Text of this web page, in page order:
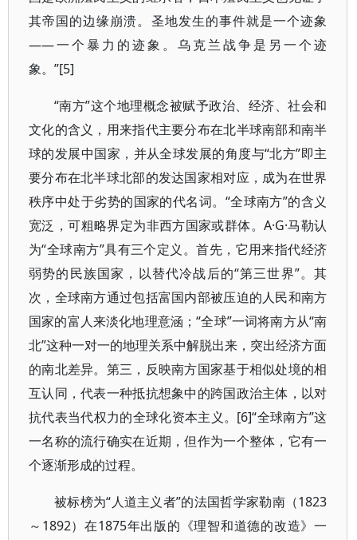
其帝国的边缘崩溃。圣地发生的事件就是一个迹象
——一个暴力的迹象。乌克兰战争是另一个迹
象。”[5]
“南方”这个地理概念被赋予政治、经济、社会和
文化的含义，用来指代主要分布在北半球南部和南半
球的发展中国家，并从全球发展的角度与“北方”即主
要分布在北半球北部的发达国家相对应，成为在世界
秩序中处于劣势的国家的代名词。“全球南方”的含义
宽泛，可粗略界定为非西方国家或群体。A·G·马勒认
为“全球南方”具有三个定义。首先，它用来指代经济
弱势的民族国家，以替代冷战后的“第三世界”。其
次，全球南方通过包括富国内部被压迫的人民和南方
国家的富人来淡化地理意涵；“全球”一词将南方从“南
北”这种一对一的地理关系中解脱出来，突出经济方面
的南北差异。第三，反映南方国家基于相似处境的相
互认同，代表一种抵抗想象中的跨国政治主体，以对
抗代表当代权力的全球化资本主义。[6]“全球南方”这
一名称的流行确实在近期，但作为一个整体，它有一
个逐渐形成的过程。
被标榜为“人道主义者”的法国哲学家勒南（1823
～1892）在1875年出版的《理智和道德的改造》一